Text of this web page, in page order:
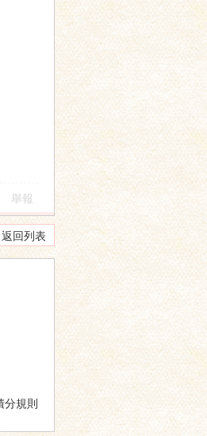
舉報
返回列表
分規則